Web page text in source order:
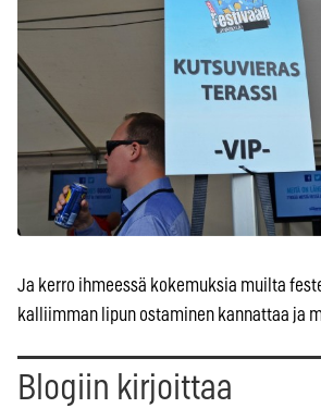
Ja kerro ihmeessä kokemuksia muilta
kalliimman lipun ostaminen kannattaa ja
Blogiin kirjoittaa